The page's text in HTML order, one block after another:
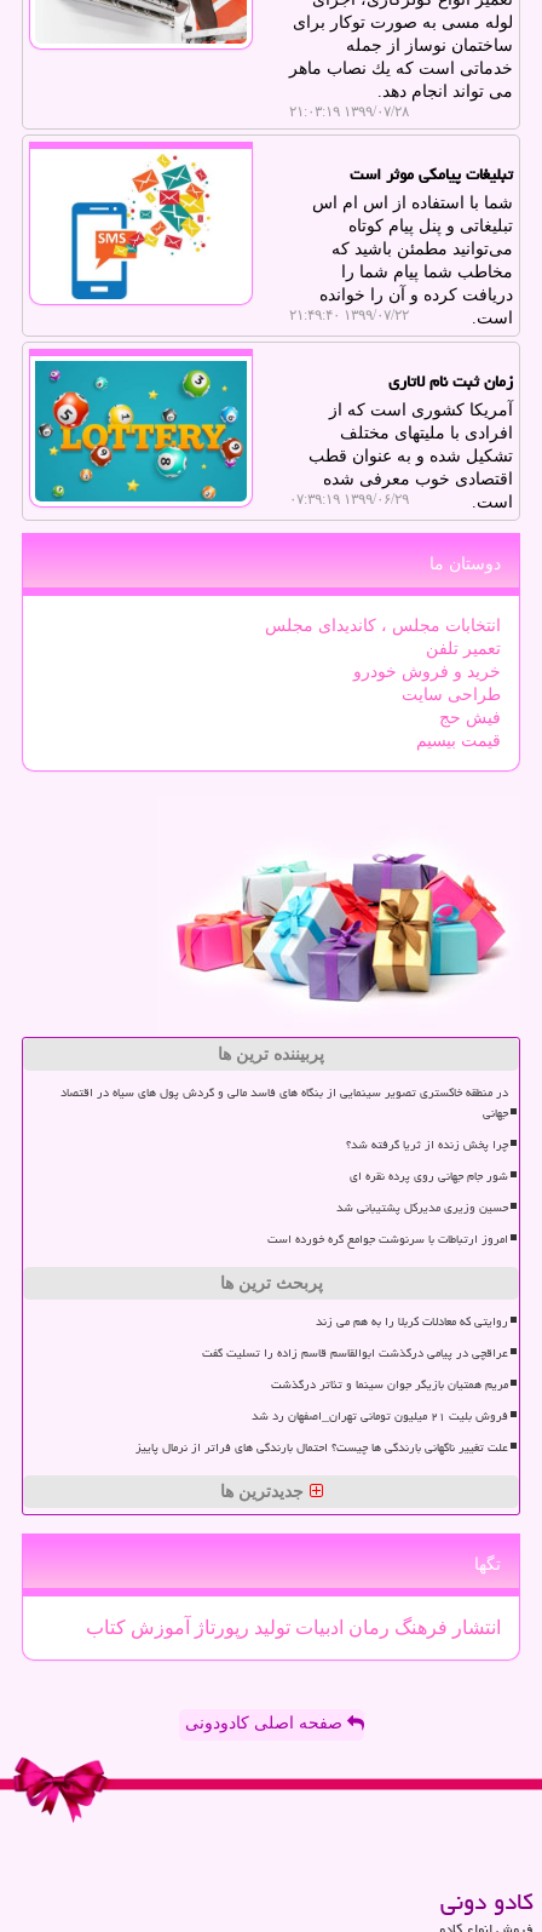
لوله مسی به صورت توكار برای
ساختمان نوساز از جمله
خدماتی است كه یك نصاب ماهر
می تواند انجام دهد.
۱۳۹۹/۰۷/۲۸ ۲۱:۰۳:۱۹
تبلیغات پیامكی موثر است
شما با استفاده از اس ام اس
تبلیغاتی و پنل پیام كوتاه
می‌توانید مطمئن باشید كه
مخاطب شما پیام شما را
دریافت كرده و آن را خوانده
است.
۱۳۹۹/۰۷/۲۲ ۲۱:۴۹:۴۰
زمان ثبت نام لاتاری
آمریكا كشوری است كه از
افرادی با ملیتهای مختلف
تشكیل شده و به عنوان قطب
اقتصادی خوب معرفی شده
است.
۱۳۹۹/۰۶/۲۹ ۰۷:۳۹:۱۹
دوستان ما
انتخابات مجلس ، کاندیدای مجلس
تعمیر تلفن
خرید و فروش خودرو
طراحی سایت
فیش حج
قیمت بیسیم
پربیننده ترین ها
در منطقه خاکستری تصویر سینمایی از بنگاه های فاسد مالی و گردش پول های سیاه در اقتصاد
جهانی
چرا پخش زنده از ثریا گرفته شد؟
شور جام جهانی روی پرده نقره ای
حسین وزیری مدیرکل پشتیبانی شد
امروز ارتباطات با سرنوشت جوامع گره خورده است
پربحث ترین ها
روایتی که معادلات کربلا را به هم می زند
عراقچی در پیامی درگذشت ابوالقاسم قاسم زاده را تسلیت گفت
مریم همتیان بازیگر جوان سینما و تئاتر درگذشت
فروش بلیت ۲۱ میلیون تومانی تهران_اصفهان رد شد
علت تغییر ناگهانی بارندگی ها چیست؟ احتمال بارندگی های فراتر از نرمال پاییز
جدیدترین ها
تگها
انتشار فرهنگ رمان ادبیات تولید رپورتاژ آموزش كتاب
صفحه اصلی کادودونی
كادو دونی